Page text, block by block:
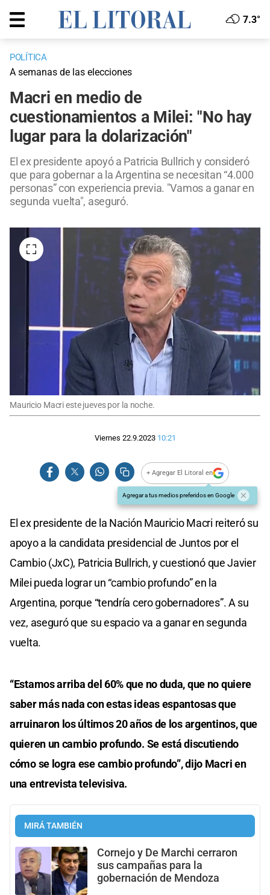
7.3°
POLÍTICA
A semanas de las elecciones
Macri en medio de
cuestionamientos a Milei: "No hay
lugar para la dolarización"
El ex presidente apoyó a Patricia Bullrich y consideró
que para gobernar a la Argentina se necesitan “4.000
personas” con experiencia previa. "Vamos a ganar en
segunda vuelta", aseguró.
Mauricio Macri este jueves por la noche.
Viernes 22.9.2023 10:21
+ Agregar El Litoral en
Agregar a tus medios preferidos en Google
El ex presidente de la Nación Mauricio Macri reiteró su
apoyo a la candidata presidencial de Juntos por el
Cambio (JxC), Patricia Bullrich, y cuestionó que Javier
Milei pueda lograr un “cambio profundo” en la
Argentina, porque “tendría cero gobernadores”. A su
vez, aseguró que su espacio va a ganar en segunda
vuelta.
“Estamos arriba del 60% que no duda, que no quiere
saber más nada con estas ideas espantosas que
arruinaron los últimos 20 años de los argentinos, que
quieren un cambio profundo. Se está discutiendo
cómo se logra ese cambio profundo”, dijo Macri en
una entrevista televisiva.
MIRÁ TAMBIÉN
Cornejo y De Marchi cerraron
sus campañas para la
gobernación de Mendoza